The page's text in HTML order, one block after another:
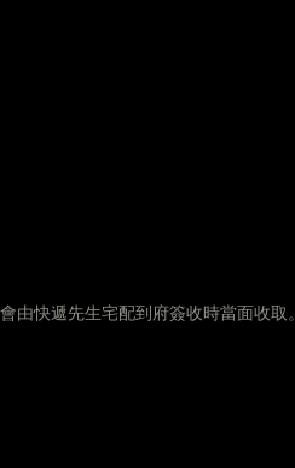
快遞先生宅配到府簽收時當面收取。